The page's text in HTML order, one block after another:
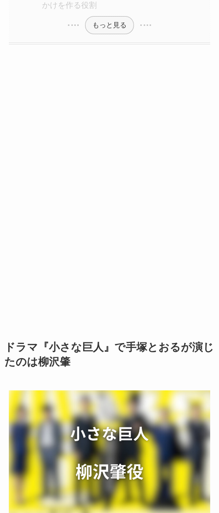
かけを作る役割
もっと見る
ドラマ『小さな巨人』で手塚とおるが演じ
たのは柳沢肇